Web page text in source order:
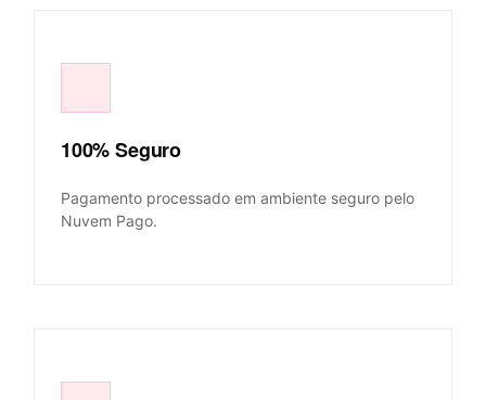
100% Seguro
Pagamento processado em ambiente seguro pelo
Nuvem Pago.